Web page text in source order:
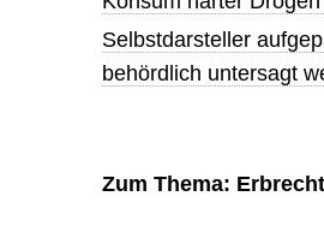
Selbstdarsteller
behördlich untersagt
Zum Thema: Erbrecht